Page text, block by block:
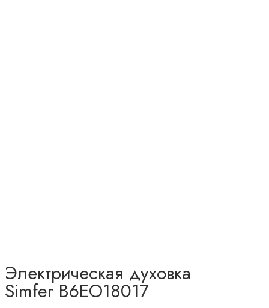
Электрическая духовка
Simfer B6EO18017